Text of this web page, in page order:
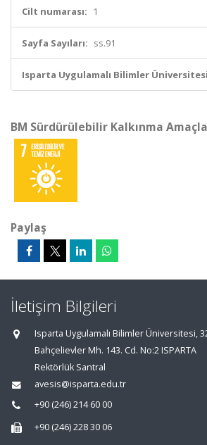
Cilt numarası: 1
Sayfa Sayıları: ss.91
Isparta Uygulamalı Bilimler
BM Sürdürülebilir Kalkınma
Paylaş
İletişim Bilgileri
Isparta Uygulamalı Bilimler Üniversitesi,
Bahçelievler Mh. 143. Cd. No:2 ISPARTA
Rektörlük Santral
avesis@isparta.edu.tr
+90 (246) 214 60 00
+90 (246) 228 30 06